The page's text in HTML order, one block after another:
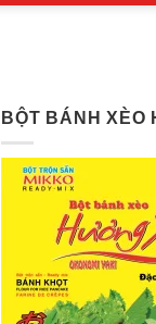
BỘT BÁNH XÈO